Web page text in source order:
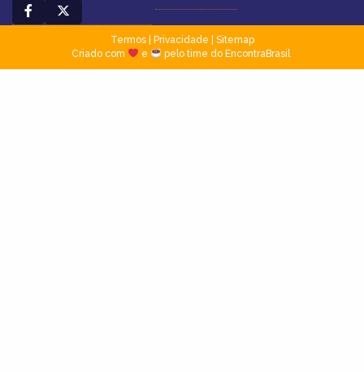
Termos| Privacidade
Sitemap
Criado com
e pelo time do EncontraBrasil